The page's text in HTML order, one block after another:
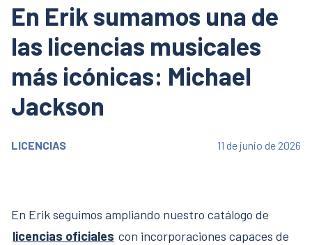
En Erik sumamos una de
las licencias musicales
más icónicas: Michael
Jackson
LICENCIAS 11 de junio de 2026
En Erik seguimos ampliando nuestro catálogo de
licencias oficiales con incorporaciones capaces de